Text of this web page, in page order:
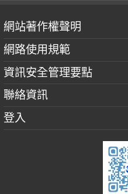
網站著作權聲明
網路使用規範
資訊安全管理要點
聯絡資訊
登入